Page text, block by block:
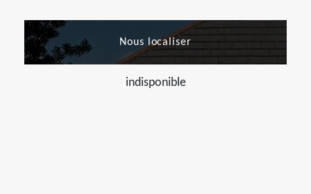
Nous localiser
indisponible